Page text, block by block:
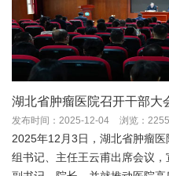
湖北省肿瘤医院召开干部大
院长
发布时间：2025-12-04 浏览：
2025年12月3日，湖北省肿瘤
组书记、主任王云甫出席会议